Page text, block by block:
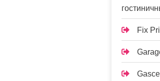
Fix